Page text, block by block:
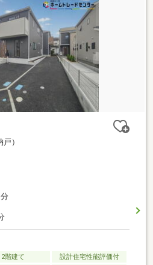
）
2階建て
設計住宅性能評価付